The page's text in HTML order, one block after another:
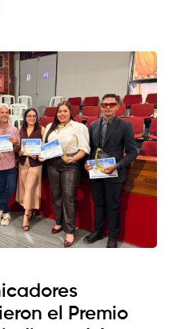
el Premio